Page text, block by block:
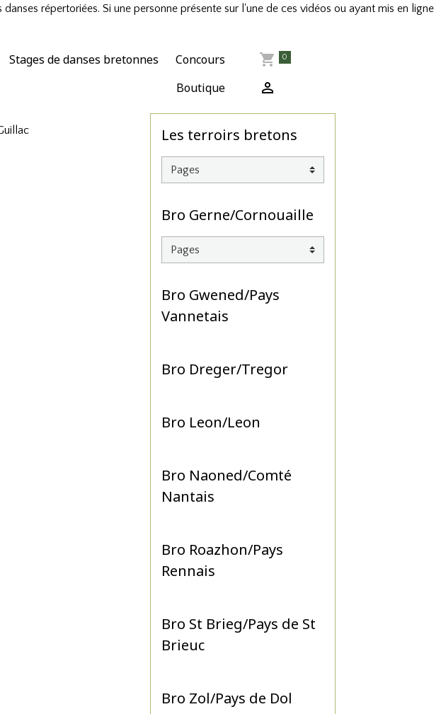
répertoriées. Si une personne présente sur l'une de ces vidéos ou ayant mis en ligne
Stages de danses bretonnes
Concours
Boutique
0
Les terroirs bretons
Bro Gerne/Cornouaille
Bro Gwened/Pays
Vannetais
Bro Dreger/Tregor
Bro Leon/Leon
Bro Naoned/Comté
Nantais
Bro Roazhon/Pays
Rennais
Bro St Brieg/Pays de St
Brieuc
Bro Zol/Pays de Dol